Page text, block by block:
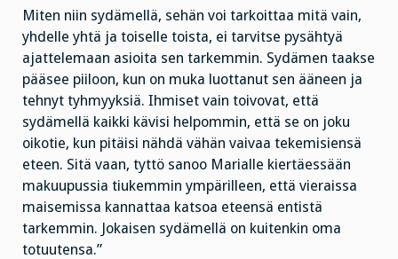
Miten niin sydämellä, sehän voi tarkoittaa mitä vain,
yhdelle yhtä ja toiselle toista, ei tarvitse pysähtyä
ajattelemaan asioita sen tarkemmin. Sydämen taakse
pääsee piiloon, kun on muka luottanut sen ääneen ja
tehnyt tyhmyyksiä. Ihmiset vain toivovat, että
sydämellä kaikki kävisi helpommin, että se on joku
oikotie, kun pitäisi nähdä vähän vaivaa tekemisiensä
eteen. Sitä vaan, tyttö sanoo Marialle kiertäessään
makuupussia tiukemmin ympärilleen, että vieraissa
maisemissa kannattaa katsoa eteensä entistä
tarkemmin. Jokaisen sydämellä on kuitenkin oma
totuutensa.”